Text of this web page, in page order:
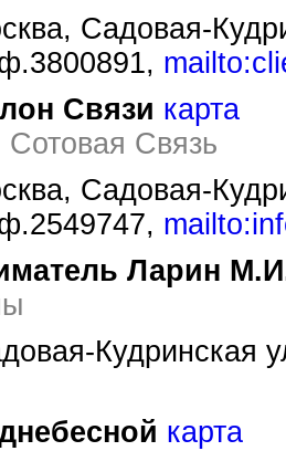
Садовая-
Связи карта
Связь
Садовая-
Ларин
Кудринская
карта